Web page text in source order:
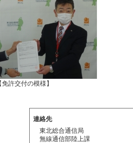
免許交付の模様】
連絡先
東北総合通信局
無線通信部陸上課